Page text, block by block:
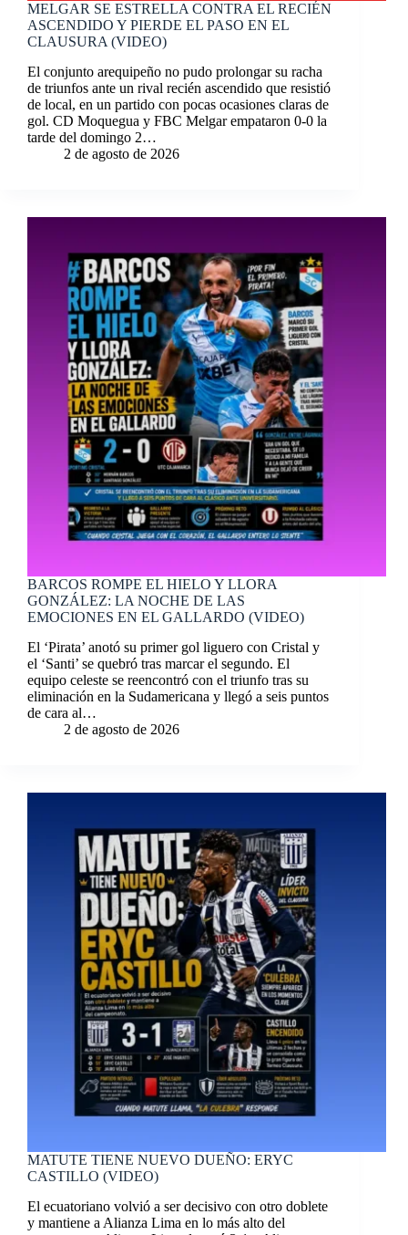
MELGAR SE ESTRELLA CONTRA EL RECIÉN
ASCENDIDO Y PIERDE EL PASO EN EL
CLAUSURA (VIDEO)
El conjunto arequipeño no pudo prolongar su racha
de triunfos ante un rival recién ascendido que resistió
de local, en un partido con pocas ocasiones claras de
gol. CD Moquegua y FBC Melgar empataron 0-0 la
tarde del domingo 2…
2 de agosto de 2026
BARCOS ROMPE EL HIELO Y LLORA
GONZÁLEZ: LA NOCHE DE LAS
EMOCIONES EN EL GALLARDO (VIDEO)
El ‘Pirata’ anotó su primer gol liguero con Cristal y
el ‘Santi’ se quebró tras marcar el segundo. El
equipo celeste se reencontró con el triunfo tras su
eliminación en la Sudamericana y llegó a seis puntos
de cara al…
2 de agosto de 2026
MATUTE TIENE NUEVO DUEÑO: ERYC
CASTILLO (VIDEO)
El ecuatoriano volvió a ser decisivo con otro doblete
y mantiene a Alianza Lima en lo más alto del